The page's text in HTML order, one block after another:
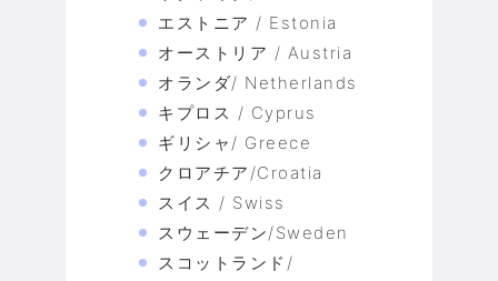
エストニア / Estonia
オーストリア / Austria
オランダ/ Netherlands
キプロス / Cyprus
ギリシャ/ Greece
クロアチア/Croatia
スイス / Swiss
スウェーデン/Sweden
スコットランド/